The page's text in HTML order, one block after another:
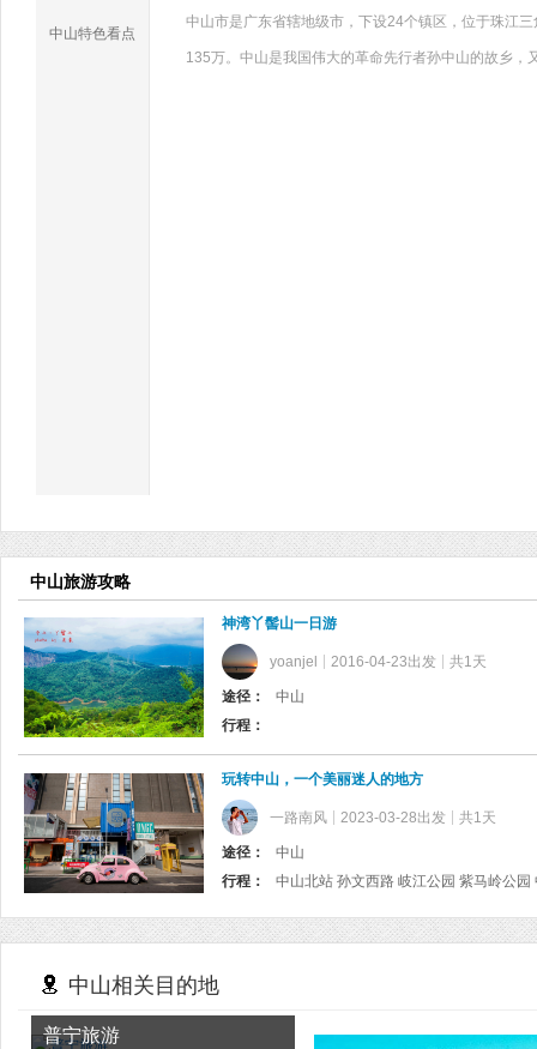
中山特色看点
中山市是广东省辖地级市，下设24个镇区，位于珠江
135万。中山是我国伟大的革命先行者孙中山的故乡
中山旅游攻略
神湾丫髻山一日游
yoanjel 2016-04-23出发 共1天
途径：
中山
行程：
玩转中山，一个美丽迷人的地方
一路南风 2023-03-28出发 共1天
途径：
中山
行程：
中山北站 孙文西路 岐江公园 紫马岭公园
中山相关目的地
普宁旅游